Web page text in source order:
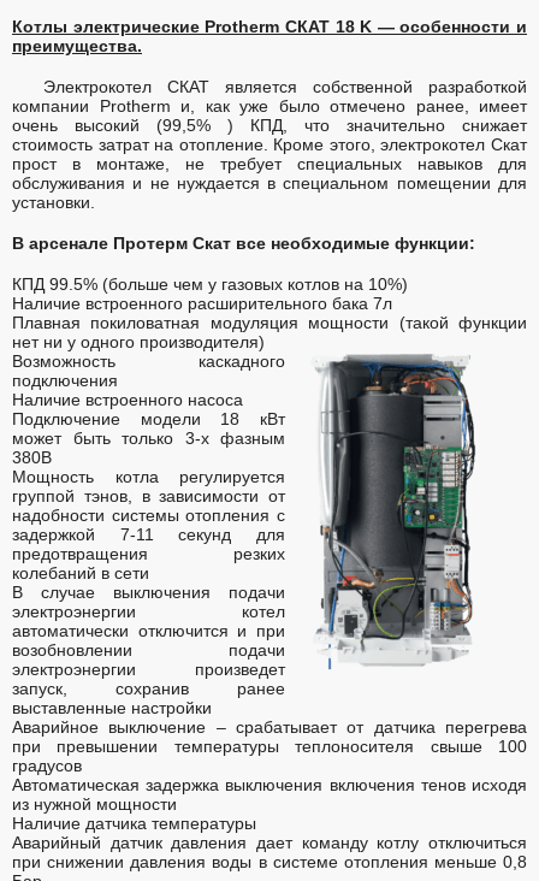
Котлы электрические Protherm СКАТ 18 K — особенности и
преимущества.
Электрокотел СКАТ является собственной разработкой
компании Protherm и, как уже было отмечено ранее, имеет
очень высокий (99,5% ) КПД, что значительно снижает
стоимость затрат на отопление. Кроме этого, электрокотел Скат
прост в монтаже, не требует специальных навыков для
обслуживания и не нуждается в специальном помещении для
установки.
В арсенале Протерм Скат все необходимые функции:
КПД 99.5% (больше чем у газовых котлов на 10%)
Наличие встроенного расширительного бака 7л
Плавная покиловатная модуляция мощности (такой функции
нет ни у одного производителя)
Возможность каскадного
подключения
Наличие встроенного насоса
Подключение модели 18 кВт
может быть только 3-х фазным
380В
Мощность котла регулируется
группой тэнов, в зависимости от
надобности системы отопления с
задержкой 7-11 секунд для
предотвращения резких
колебаний в сети
В случае выключения подачи
электроэнергии котел
автоматически отключится и при
возобновлении подачи
электроэнергии произведет
запуск, сохранив ранее
выставленные настройки
Аварийное выключение – срабатывает от датчика перегрева
при превышении температуры теплоносителя свыше 100
градусов
Автоматическая задержка выключения включения тенов исходя
из нужной мощности
Наличие датчика температуры
Аварийный датчик давления дает команду котлу отключиться
при снижении давления воды в системе отопления меньше 0,8